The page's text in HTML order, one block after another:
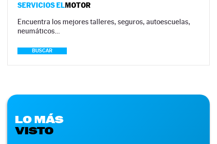
SERVICIOS ELMOTOR
Encuentra los mejores talleres, seguros, autoescuelas,
neumáticos…
BUSCAR
LO MÁS
VISTO